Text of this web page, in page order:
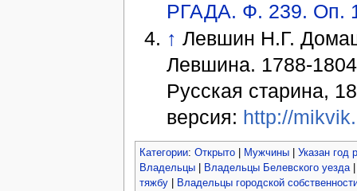
РГАДА. Ф. 239. Оп.
↑ Левшин Н.Г.
Левшина. 1788-
Русская старина,
версия: http://
Категории: Открыто| Мужчины| Указан год
Владельцы| Владельцы Белевского уезда
тяжбу|
Владельцы городской